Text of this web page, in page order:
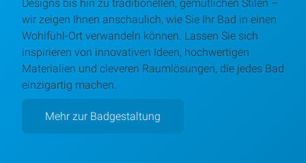
Designs bis hin zu traditionellen, gemütlichen Stilen –
wir zeigen Ihnen anschaulich, wie Sie Ihr Bad in einen
Wohlfühl-Ort verwandeln können. Lassen Sie sich
inspirieren von innovativen Ideen, hochwertigen
Materialien und cleveren Raumlösungen, die jedes Bad
einzigartig machen.
Mehr zur Badgestaltung